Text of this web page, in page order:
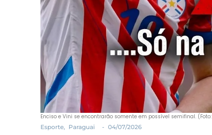
Enciso e Vini se encontrarão somente em possível semifinal.
Esporte, Paraguai - 04/07/2026